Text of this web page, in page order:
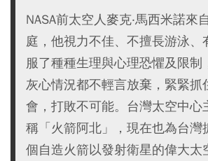
NASA前太空人麥克‧馬西米諾來
庭，他視力不佳、不擅長游泳
服了種種生理與心理恐懼及限制
灰心情況都不輕言放棄，緊緊抓
會，打敗不可能。台灣太空中心
稱「火箭阿北」，現在也為台灣
個自造火箭以發射衛星的偉大太